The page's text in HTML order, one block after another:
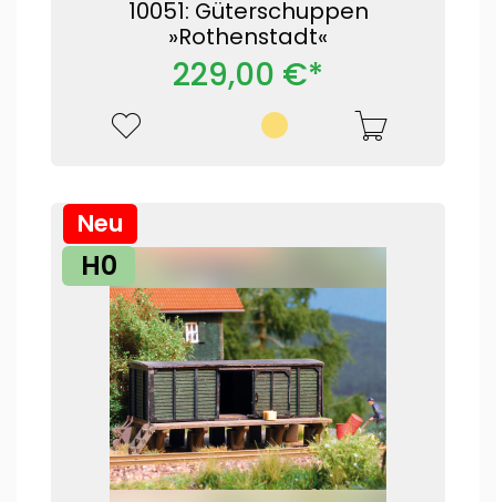
10051: Güterschuppen
»Rothenstadt«
229,00 €*
H0
Neu